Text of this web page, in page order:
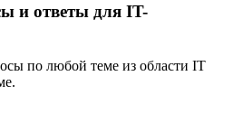
и ответы для IT-
по любой теме из области IT